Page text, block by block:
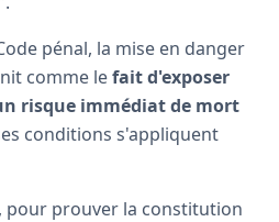
pénal, la mise en danger
comme lefait d'exposer
risque immédiat de mort
conditions s'appliquent
, pour prouver la constitution